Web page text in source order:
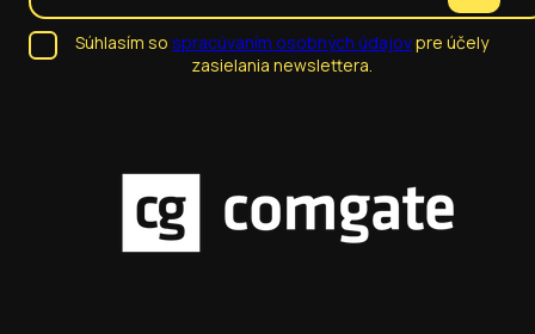
Súhlasím so spracúvaním osobných údajovpre účely
zasielania newslettera.